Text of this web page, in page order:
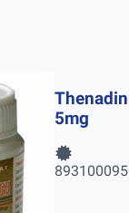
Thenadin
5mg